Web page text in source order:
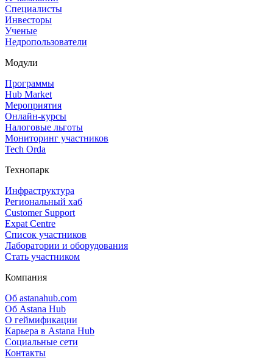
Специалисты
Инвесторы
Ученые
Недропользователи
Модули
Программы
Hub Market
Мероприятия
Онлайн‑курсы
Налоговые льготы
Мониторинг участников
Tech Orda
Технопарк
Инфраструктура
Региональный хаб
Customer Support
Expat Centre
Список участников
Лаборатории и оборудования
Стать участником
Компания
Об astanahub.com
Об Astana Hub
О геймификации
Карьера в Astana Hub
Социальные сети
Контакты